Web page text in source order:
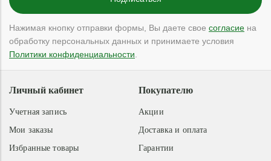
Нажимая кнопку отправки формы, Вы даете свое согласие на
обработку персональных данных и принимаете условия
Политики конфиденциальности
Покупателю
Акции
Доставка и оплата
Гарантии
Личный кабинет
Учетная запись
Мои заказы
Избранные товары